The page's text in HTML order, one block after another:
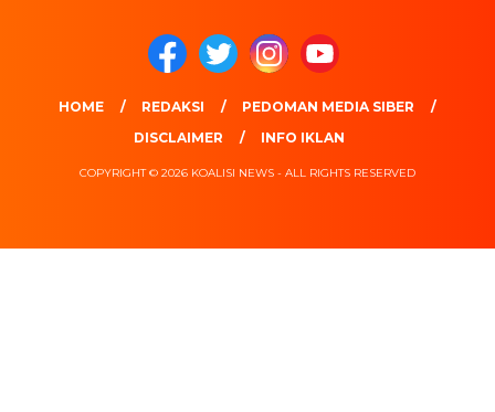
HOME REDAKSI
PEDOMAN MEDIA SIBER
DISCLAIMER
INFO IKLAN
COPYRIGHT © 2026 KOALISI NEWS - ALL RIGHTS RESERVED